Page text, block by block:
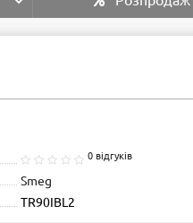
0 відгуків
Smeg
TR90IBL2